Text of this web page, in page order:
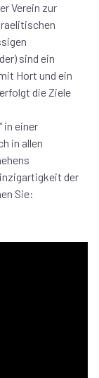
Verein zur
sind ein
Hort und ein
die Ziele
in einer
in allen
der
Sie: